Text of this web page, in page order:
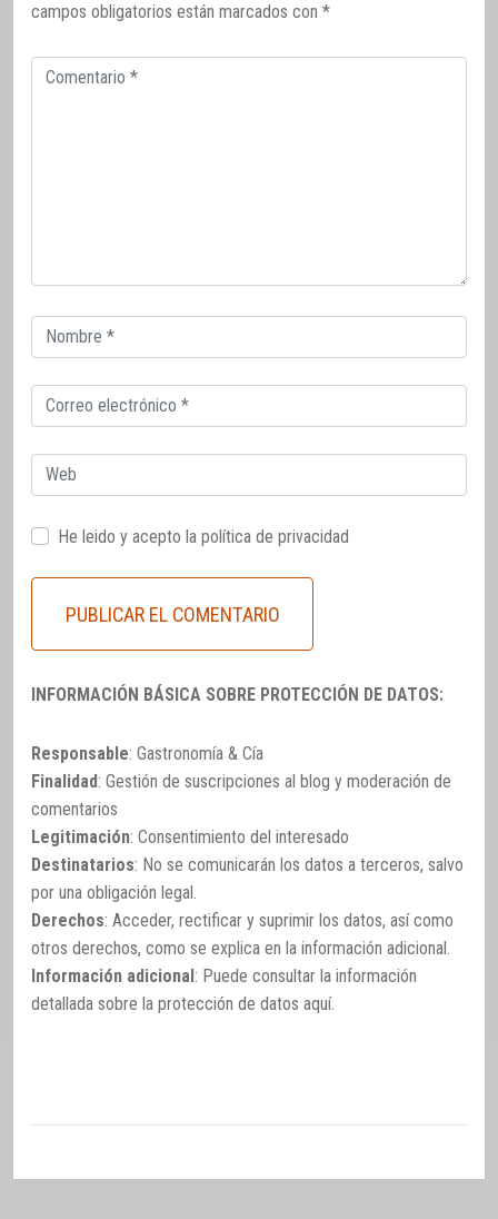
campos obligatorios están marcados con *
Comentario
Correo
electrónico
Correo
electrónico
Web
He leido y acepto la política de privacidad
INFORMACIÓN BÁSICA SOBRE PROTECCIÓN DE DATOS:
Responsable: Gastronomía & Cía
Finalidad: Gestión de suscripciones al blog y moderación de
comentarios
Legitimación: Consentimiento del interesado
Destinatarios: No se comunicarán los datos a terceros, salvo
por una obligación legal.
Derechos: Acceder, rectificar y suprimir los datos, así como
otros derechos, como se explica en la información adicional.
Información adicional: Puede consultar la información
detallada sobre la protección de datos aquí.